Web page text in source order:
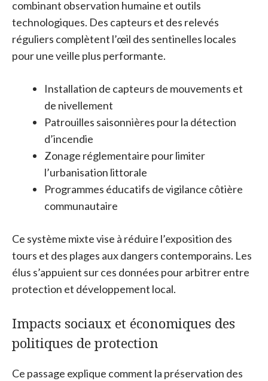
combinant observation humaine et outils
technologiques. Des capteurs et des relevés
réguliers complètent l’œil des sentinelles locales
pour une veille plus performante.
Installation de capteurs de mouvements et
de nivellement
Patrouilles saisonnières pour la détection
d’incendie
Zonage réglementaire pour limiter
l’urbanisation littorale
Programmes éducatifs de vigilance côtière
communautaire
Ce système mixte vise à réduire l’exposition des
tours et des plages aux dangers contemporains. Les
élus s’appuient sur ces données pour arbitrer entre
protection et développement local.
Impacts sociaux et économiques des
politiques de protection
Ce passage explique comment la préservation des